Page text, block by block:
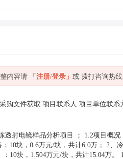
内容请 「注册/登录」 或 拨打咨询热线
购文件获取 项目联系人 项目单位联
透射电镜样品分析项目 ； 1.2项目概
10块，0.6万元/块，共计6.0万； 2、
10块，1.504万元/块，共计15.04万